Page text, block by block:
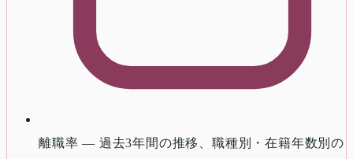
離職率 — 過去3年間の推移、職種別・在籍年数別の